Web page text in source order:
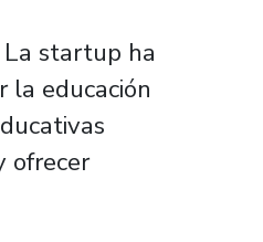
startup ha
la educación
ofrecer